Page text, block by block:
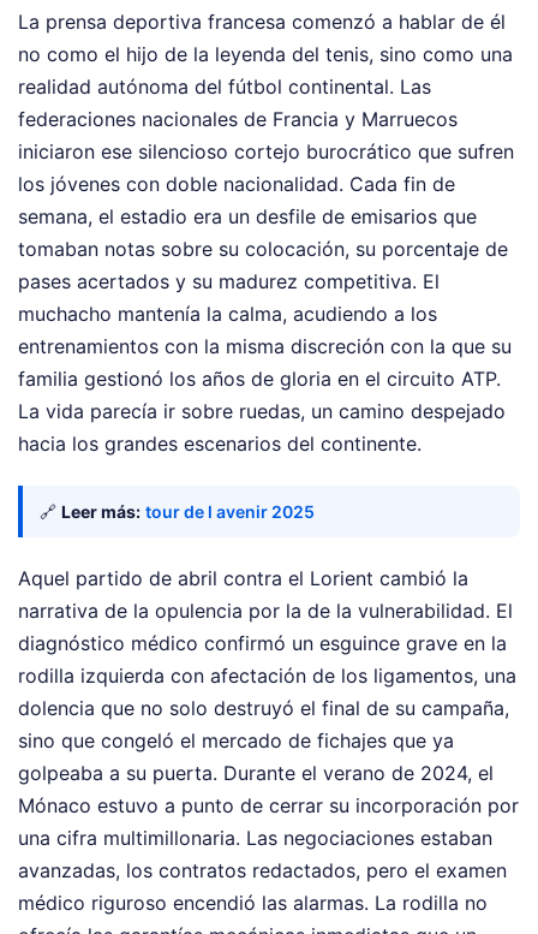
La prensa deportiva francesa comenzó a hablar de él
no como el hijo de la leyenda del tenis, sino como una
realidad autónoma del fútbol continental. Las
federaciones nacionales de Francia y Marruecos
iniciaron ese silencioso cortejo burocrático que sufren
los jóvenes con doble nacionalidad. Cada fin de
semana, el estadio era un desfile de emisarios que
tomaban notas sobre su colocación, su porcentaje de
pases acertados y su madurez competitiva. El
muchacho mantenía la calma, acudiendo a los
entrenamientos con la misma discreción con la que su
familia gestionó los años de gloria en el circuito ATP.
La vida parecía ir sobre ruedas, un camino despejado
hacia los grandes escenarios del continente.
🔗 Leer más: tour de l avenir 2025
Aquel partido de abril contra el Lorient cambió la
narrativa de la opulencia por la de la vulnerabilidad. El
diagnóstico médico confirmó un esguince grave en la
rodilla izquierda con afectación de los ligamentos, una
dolencia que no solo destruyó el final de su campaña,
sino que congeló el mercado de fichajes que ya
golpeaba a su puerta. Durante el verano de 2024, el
Mónaco estuvo a punto de cerrar su incorporación por
una cifra multimillonaria. Las negociaciones estaban
avanzadas, los contratos redactados, pero el examen
médico riguroso encendió las alarmas. La rodilla no